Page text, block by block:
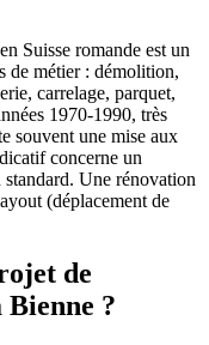
Suisse romande est un
de métier : démolition,
carrelage, parquet,
1970-1990, très
souvent une mise aux
concerne un
standard. Une rénovation
(déplacement de
de
?